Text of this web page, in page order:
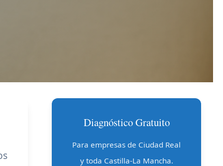
Diagnóstico Gratuito
Para empresas de Ciudad Real
y toda Castilla-La Mancha.